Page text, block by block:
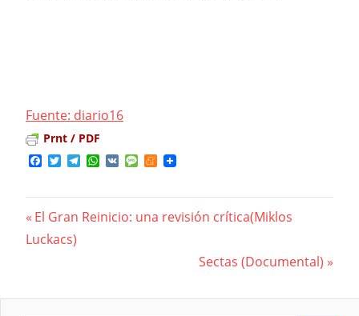
Fuente: diario16
Prnt / PDF
Facebook
TwitterTelegram
WhatsApp
VK MessageMeneame
Navegación
entradas
Previous
Post:
El Gran Reinicio: una revisión crítica(Miklos
Luckacs)
Next
Sectas (Documental)